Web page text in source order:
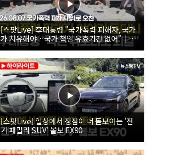
[스팟Live] 李대통령 "국가폭력 피해자, 국가
가 치유해야…국가 책임 유효기간 없어"｜
26.08.07 국가폭력 피해자 위로 오찬
[스팟Live] 일상에서 장점이 더 돋보이는 '전
기 패밀리 SUV' 볼보 EX90